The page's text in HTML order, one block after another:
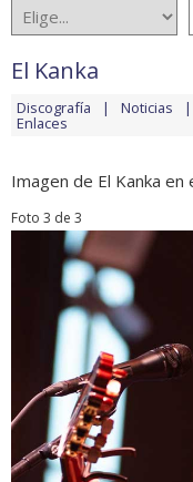
El Kanka
Discografía Noticias
Enlaces
Imagen de El Kanka en
Foto 3 de 3